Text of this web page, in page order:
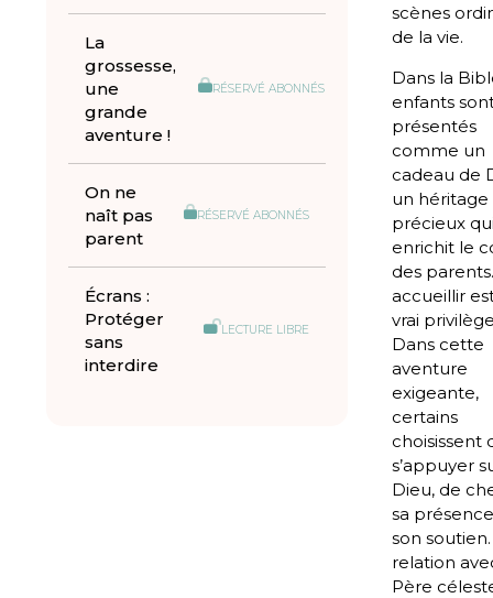
La
grossesse,
une
grande
aventure !
RÉSERVÉ ABONNÉS
On ne
naît pas
parent
RÉSERVÉ ABONNÉS
Écrans :
Protéger
sans
interdire
LECTURE LIBRE
scènes
de la vie.
Dans la
enfants
présentés
comme un
cadeau de
un héritage
précieux
enrichit le
des
accueillir
vrai
Dans cette
aventure
exigeante,
certains
choisissent
s’appuyer
Dieu, de
sa
son
relation
Père